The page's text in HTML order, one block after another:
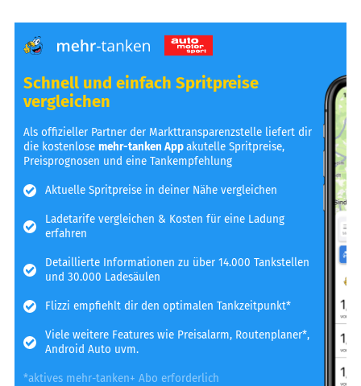
Schnell und einfach Spritpreise
vergleichen
Als offizieller Partner der Markttransparenzstelle liefert dir
die kostenlosemehr-tanken Appakutelle Spritpreise,
Preisprognosen und eine Tankempfehlung
Aktuelle Spritpreise in deiner Nähe vergleichen
Ladetarife vergleichen & Kosten für eine Ladung
erfahren
Detaillierte Informationen zu über 14.000 Tankstellen
und 30.000 Ladesäulen
Flizzi empfiehlt dir den optimalen Tankzeitpunkt*
Viele weitere Features wie Preisalarm, Routenplaner*,
Android Auto uvm.
*aktives mehr-tanken+ Abo erforderlich